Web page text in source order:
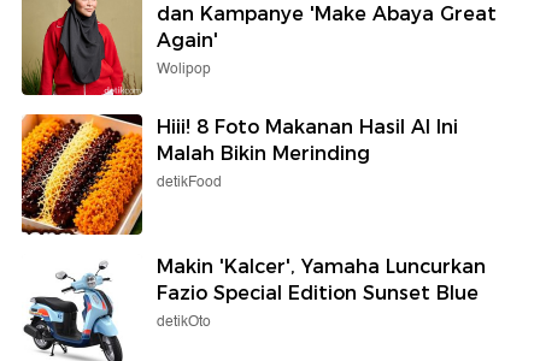
dan Kampanye 'Make Abaya Great
Again'
Wolipop
Hiii! 8 Foto Makanan Hasil AI Ini
Malah Bikin Merinding
detikFood
Makin 'Kalcer', Yamaha Luncurkan
Fazio Special Edition Sunset Blue
detikOto